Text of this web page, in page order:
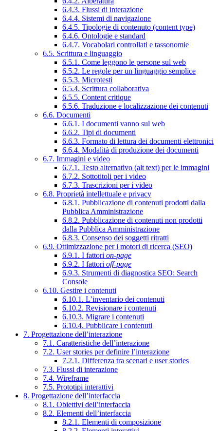
6.4.3. Flussi di interazione
6.4.4. Sistemi di navigazione
6.4.5. Tipologie di contenuto (content type)
6.4.6. Ontologie e standard
6.4.7. Vocabolari controllati e tassonomie
6.5. Scrittura e linguaggio
6.5.1. Come leggono le persone sul web
6.5.2. Le regole per un linguaggio semplice
6.5.3. Microtesti
6.5.4. Scrittura collaborativa
6.5.5. Content critique
6.5.6. Traduzione e localizzazione dei contenuti
6.6. Documenti
6.6.1. I documenti vanno sul web
6.6.2. Tipi di documenti
6.6.3. Formato di lettura dei documenti elettronici
6.6.4. Modalità di produzione dei documenti
6.7. Immagini e video
6.7.1. Testo alternativo (alt text) per le immagini
6.7.2. Sottotitoli per i video
6.7.3. Trascrizioni per i video
6.8. Proprietà intellettuale e privacy
6.8.1. Pubblicazione di contenuti prodotti dalla
Pubblica Amministrazione
6.8.2. Pubblicazione di contenuti non prodotti
dalla Pubblica Amministrazione
6.8.3. Consenso dei soggetti ritratti
6.9. Ottimizzazione per i motori di ricerca (SEO)
6.9.1. I fattori on-page
6.9.2. I fattori off-page
6.9.3. Strumenti di diagnostica SEO: Search
Console
6.10. Gestire i contenuti
6.10.1. L’inventario dei contenuti
6.10.2. Revisionare i contenuti
6.10.3. Migrare i contenuti
6.10.4. Pubblicare i contenuti
7. Progettazione dell’interazione
7.1. Caratteristiche dell’interazione
7.2. User stories per definire l’interazione
7.2.1. Differenza tra scenari e user stories
7.3. Flussi di interazione
7.4. Wireframe
7.5. Prototipi interattivi
8. Progettazione dell’interfaccia
8.1. Obiettivi dell’interfaccia
8.2. Elementi dell’interfaccia
8.2.1. Elementi di composizione